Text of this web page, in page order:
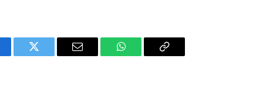
Twitter
E-
WhatsAppCopiar